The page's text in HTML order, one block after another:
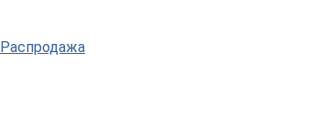
Распродажа